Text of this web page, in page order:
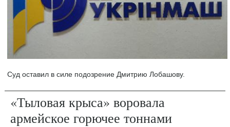
Суд оставил в силе подозрение Дмитрию Лобашову.
«Тыловая крыса» воровала
армейское горючее тоннами